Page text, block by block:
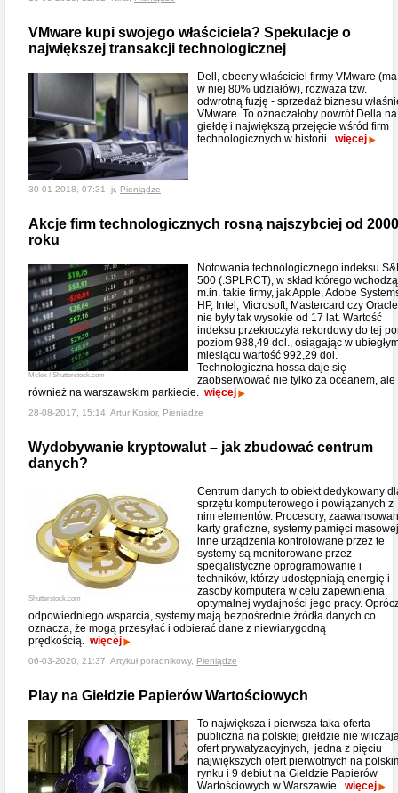
VMware kupi swojego właściciela? Spekulacje o
największej transakcji technologicznej
Dell, obecny właściciel firmy VMware (ma
w niej 80% udziałów), rozważa tzw.
odwrotną fuzję - sprzedaż biznesu
VMware. To oznaczałoby powrót Della na
giełdę i największą przejęcie wśród firm
technologicznych w historii. więcej
30-01-2018, 07:31, jr, Pieniądze
Akcje firm technologicznych rosną najszybciej od 2000
roku
McIek / Shutterstock.com
Notowania technologicznego indeksu
500 (.SPLRCT), w skład którego wchodzą
m.in. takie firmy, jak Apple, Adobe
HP, Intel, Microsoft, Mastercard czy
nie były tak wysokie od 17 lat. Wartość
indeksu przekroczyła rekordowy do tej
poziom 988,49 dol., osiągając w
miesiącu wartość 992,29 dol.
Technologiczna hossa daje się
zaobserwować nie tylko za oceanem, ale
również na warszawskim parkiecie. więcej
28-08-2017, 15:14, Artur Kosior, Pieniądze
Wydobywanie kryptowalut – jak zbudować centrum
danych?
Shutterstock.com
Centrum danych to obiekt dedykowany
sprzętu komputerowego i powiązanych z
nim elementów. Procesory,
karty graficzne, systemy pamięci
inne urządzenia kontrolowane przez te
systemy są monitorowane przez
specjalistyczne oprogramowanie i
techników, którzy udostępniają energię i
zasoby komputera w celu zapewnienia
optymalnej wydajności jego pracy.
odpowiedniego wsparcia, systemy mają bezpośrednie źródła danych co
oznacza, że mogą przesyłać i odbierać dane z niewiarygodną
prędkością. więcej
06-03-2020, 21:37, Artykuł poradnikowy, Pieniądze
Play na Giełdzie Papierów Wartościowych
To największa i pierwsza taka oferta
publiczna na polskiej giełdzie nie
ofert prywatyzacyjnych, jedna z pięciu
największych ofert pierwotnych na
rynku i 9 debiut na Giełdzie Papierów
Wartościowych w Warszawie. więcej